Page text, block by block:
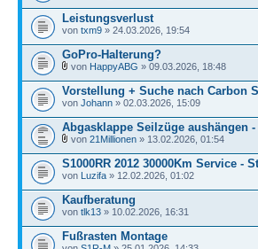
Leistungsverlust
von txm9 » 24.03.2026, 19:54
GoPro-Halterung?
von HappyABG » 09.03.2026, 18:48
Vorstellung + Suche nach Carbon
von Johann » 02.03.2026, 15:09
Abgasklappe Seilzüge aushängen
von 21Millionen » 13.02.2026, 01:54
S1000RR 2012 30000Km Service -
von Luzifa » 12.02.2026, 01:02
Kaufberatung
von tlk13 » 10.02.2026, 16:31
Fußrasten Montage